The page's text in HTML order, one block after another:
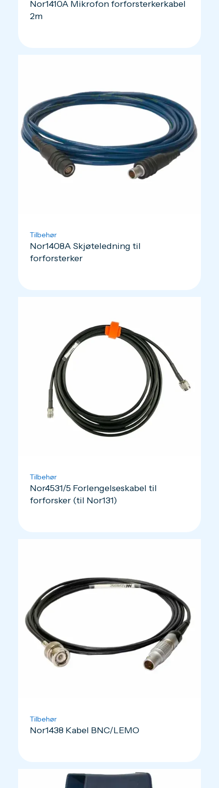
Nor1410A Mikrofon forforsterkerkabel
2m
Tilbehør
Nor1408A Skjøteledning til
forforsterker
Tilbehør
Nor4531/5 Forlengelseskabel til
forforsker (til Nor131)
Tilbehør
Nor1438 Kabel BNC/LEMO